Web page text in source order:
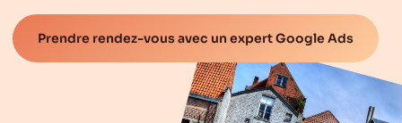
Prendre rendez-vous avec un expert Google Ads